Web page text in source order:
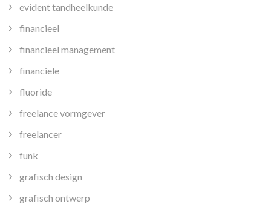
evident tandheelkunde
financieel
financieel management
financiele
fluoride
freelance vormgever
freelancer
funk
grafisch design
grafisch ontwerp